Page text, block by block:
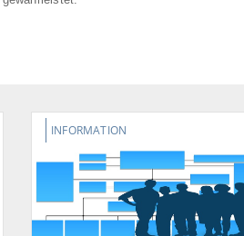
INFORMATION